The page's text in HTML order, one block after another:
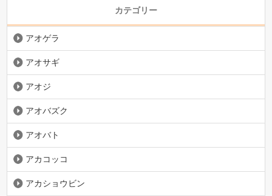
カテゴリー
アオゲラ
アオサギ
アオジ
アオバズク
アオバト
アカコッコ
アカショウビン